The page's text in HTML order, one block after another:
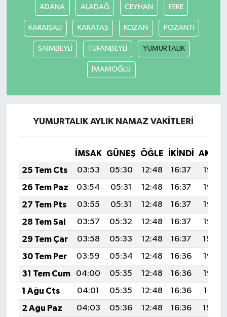
ADANA ALADAĞ CEYHAN FEKE
KARAISALI KARATAŞ KOZAN POZANTI
SAİMBEYLİ TUFANBEYLİ YUMURTALIK
İMAMOĞLU
YUMURTALIK AYLIK NAMAZ VAKITLERI
İMSAK GÜNEŞ ÖĞLE İKINDI
25 Tem Cts
03:53 05:30 12:48 16:37
19:57
26 Tem Paz
03:54 05:31 12:48 16:37
19:56
27 Tem Pts
03:55 05:31 12:48 16:37
19:56
28 Tem Sal
03:57 05:32 12:48 16:37
19:55
29 Tem Çar
03:58 05:33 12:48 16:37
19:54
30 Tem Per
03:59 05:34 12:48 16:36
19:53
31 Tem Cum
04:00 05:35 12:48 16:36
19:52
1 Ağu Cts
04:01 05:35 12:48 16:36
19:51
2 Ağu Paz
04:03 05:36 12:48 16:36
19:50